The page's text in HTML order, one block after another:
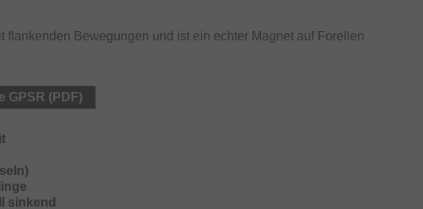
flankenden Bewegungen und ist ein echter Magnet auf Forellen
GPSR (PDF)
sinkend